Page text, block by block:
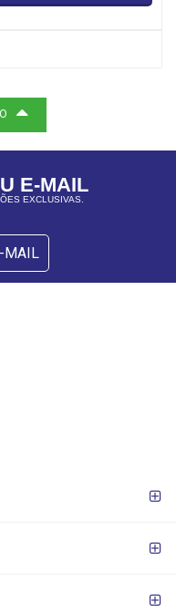
E-MAIL
EXCLUSIVAS.
MAIL